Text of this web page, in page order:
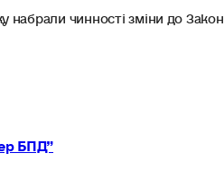
набрали чинності зміни до
БПД”